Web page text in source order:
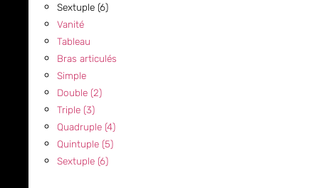
Sextuple (6)
Vanité
Tableau
Bras articulés
Simple
Double (2)
Triple (3)
Quadruple (4)
Quintuple (5)
Sextuple (6)